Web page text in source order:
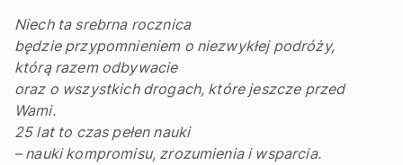
Niech ta srebrna rocznica
będzie przypomnieniem o niezwykłej podróży,
którą razem odbywacie
oraz o wszystkich drogach, które jeszcze przed
Wami.
25 lat to czas pełen nauki
– nauki kompromisu, zrozumienia i wsparcia.